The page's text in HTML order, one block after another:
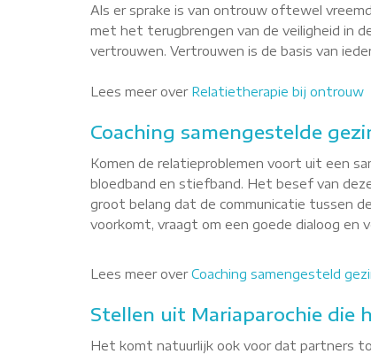
Als er sprake is van ontrouw oftewel
met het terugbrengen van de veiligheid in
vertrouwen. Vertrouwen is de basis van
Lees meer over Relatietherapie bij ontrouw
Coaching samengestelde
Komen de relatieproblemen voort uit een
bloedband en stiefband. Het besef van
groot belang dat de communicatie tussen
voorkomt, vraagt om een goede dialoog en
Lees meer overCoaching samengesteld
Stellen uit Mariaparochie die
Het komt natuurlijk ook voor dat partners